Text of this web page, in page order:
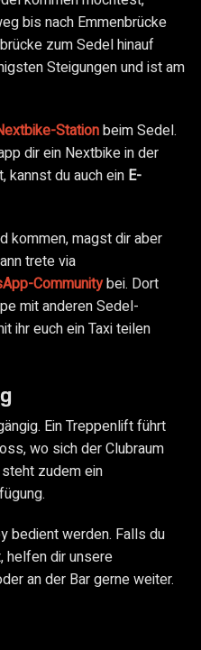
bis nach Emmenbrücke
zum Sedel hinauf
Steigungen und ist am
Stationbeim Sedel.
dir ein Nextbike in der
kannst du auch ein E-
kommen, magst dir aber
trete via
Communitybei. Dort
mit anderen Sedel-
ihr euch ein Taxi teilen
Ein Treppenlift führt
wo sich der Clubraum
zudem ein
bedient werden. Falls du
helfen dir unsere
an der Bar gerne weiter.